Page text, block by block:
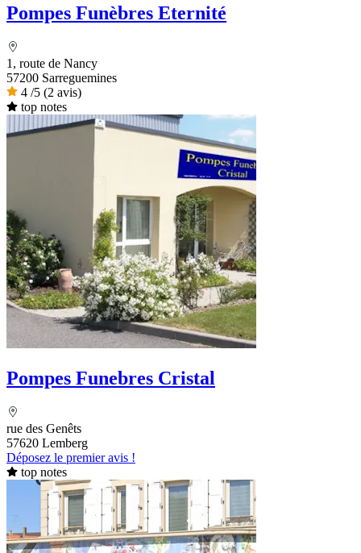
Pompes Funèbres Eternité
1, route de Nancy
57200 Sarreguemines
4 /5 (2 avis)
top notes
Pompes Funebres Cristal
rue des Genêts
57620 Lemberg
Déposez le premier avis !
top notes